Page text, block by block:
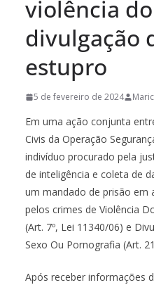
violência
divulgação
estupro
5 de fevereiro de 2024
Em uma ação conjunta
Civis da Operação
indivíduo procurado pela
de inteligência e coleta de
um mandado de prisão em
pelos crimes de Violência
(Art. 7º, Lei 11340/06) e
Sexo Ou Pornografia (Art.
Após receber informações